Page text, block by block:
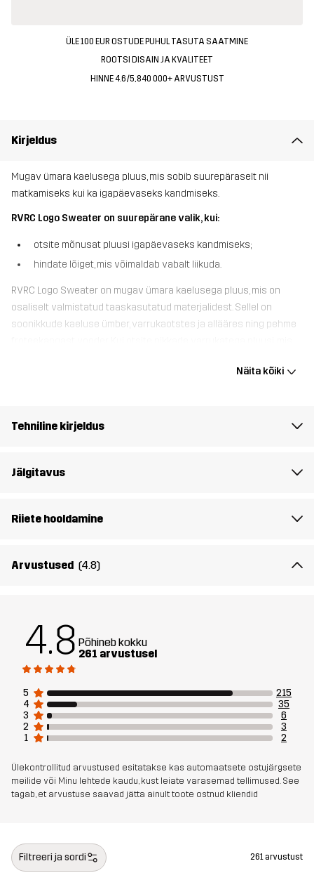
ÜLE 100 EUR OSTUDE PUHUL TASUTA SAATMINE
ROOTSI DISAIN JA KVALITEET
HINNE 4.6/5, 840 000+ ARVUSTUST
Kirjeldus
Mugav ümara kaelusega pluus, mis sobib suurepäraselt nii
matkamiseks kui ka igapäevaseks kandmiseks.
RVRC Logo Sweater on suurepärane valik, kui:
otsite mõnusat pluusi igapäevaseks kandmiseks;
hindate lõiget, mis võimaldab vabalt liikuda.
RVRC Logo Sweater on mugav ümara kaelusega pluus, mis on
osaliselt valmistatud taaskasutatud materjalidest. Sellel on
soonikkude kaeluse ümber, varrukaotstes ja allääres ning pehme
Materjal 1
Kestlikkus Ümbertöödeldud detailid
sihtrühm
Artikli number
Näita kõiki
Tehniline kirjeldus
Jälgitavus
Riiete hooldamine
Arvustused (4.8)
4.8 Põhineb kokku
261 arvustusel
5
215
4
35
3
6
2
3
1
2
Ülekontrollitud arvustused esitatakse kas automaatsete ostujärgsete
meilide või Minu lehtede kaudu, kust leiate varasemad tellimused. See
tagab, et arvustuse saavad jätta ainult toote ostnud kliendid
Filtreeri ja sordi 261 arvustust